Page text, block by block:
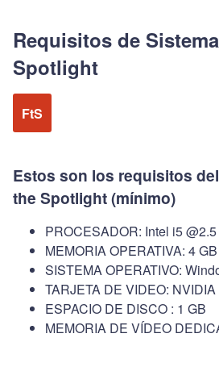
Requisitos de
Spotlight
FtS
Estos son los requisitos
the Spotlight (mínimo)
PROCESADOR: Intel i5
MEMORIA OPERATIVA: 4 GB
SISTEMA OPERATIVO:
TARJETA DE VIDEO:
ESPACIO DE DISCO : 1 GB
MEMORIA DE VÍDEO